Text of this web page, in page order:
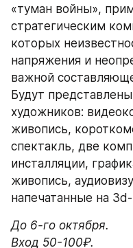
«туман войны»,
стратегическим
которых
напряжения и
важной
Будут
художников:
живопись,
спектакль, две
инсталляции,
живопись,
напечатанные на
До 6-го октября.